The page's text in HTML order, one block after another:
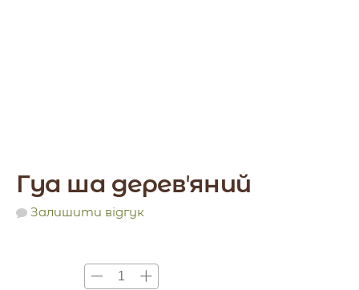
Гуа ша деревʼяний
Залишити відгук